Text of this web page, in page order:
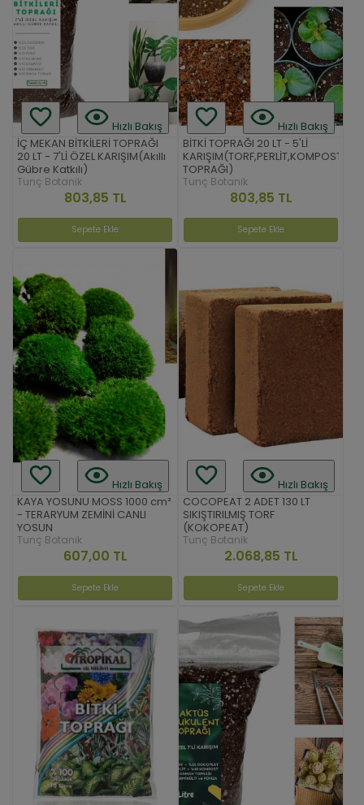
Hızlı Bakış
İÇ MEKAN BİTKİLERİ TOPRAĞI
20 LT - 7'Lİ ÖZEL KARIŞIM(Akıllı
Gübre Katkılı)
Tunç Botanik
803,85 TL
Sepete Ekle
Hızlı Bakış
BİTKİ TOPRAĞI 20 LT - 5'Lİ
TOPRAĞI)
Tunç Botanik
803,85 TL
Sepete Ekle
Hızlı Bakış
KAYA YOSUNU MOSS 1000 cm²
- TERARYUM ZEMİNİ CANLI
YOSUN
Tunç Botanik
607,00 TL
Sepete Ekle
Hızlı Bakış
COCOPEAT 2 ADET 130 LT
SIKIŞTIRILMIŞ TORF
(KOKOPEAT)
Tunç Botanik
2.068,85 TL
Sepete Ekle